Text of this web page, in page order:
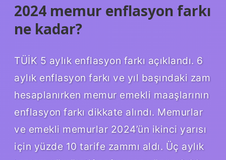
2024 memur enflasyon farkı
ne kadar?
TÜİK 5 aylık enflasyon farkı açıklandı. 6
aylık enflasyon farkı ve yıl başındaki zam
hesaplanırken memur emekli maaşlarının
enflasyon farkı dikkate alındı. Memurlar
ve emekli memurlar 2024’ün ikinci yarısı
için yüzde 10 tarife zammı aldı. Üç aylık